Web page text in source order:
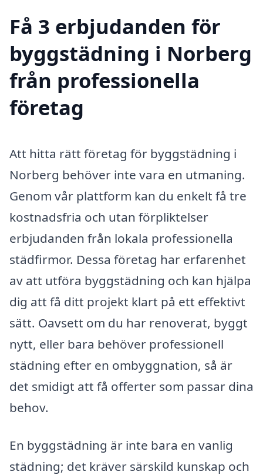
Få 3 erbjudanden för
byggstädning i Norberg
från professionella
företag
Att hitta rätt företag för byggstädning i
Norberg behöver inte vara en utmaning.
Genom vår plattform kan du enkelt få tre
kostnadsfria och utan förpliktelser
erbjudanden från lokala professionella
städfirmor. Dessa företag har erfarenhet
av att utföra byggstädning och kan hjälpa
dig att få ditt projekt klart på ett effektivt
sätt. Oavsett om du har renoverat, byggt
nytt, eller bara behöver professionell
städning efter en ombyggnation, så är
det smidigt att få offerter som passar dina
behov.
En byggstädning är inte bara en vanlig
städning; det kräver särskild kunskap och